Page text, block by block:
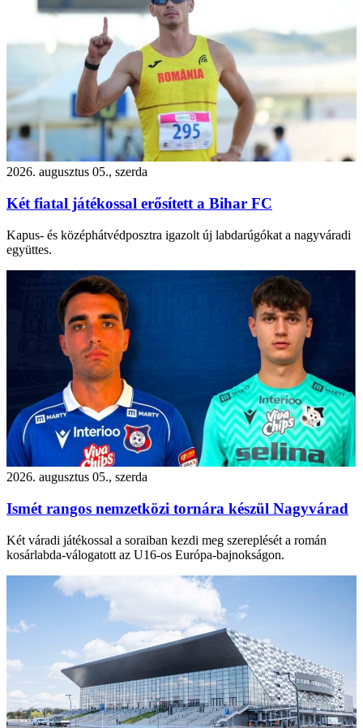
2026. augusztus 05., szerda
Két fiatal játékossal erősített a Bihar FC
Kapus- és középhátvédposztra igazolt új labdarúgókat a nagyváradi
együttes.
2026. augusztus 05., szerda
Ismét rangos nemzetközi tornára készül Nagyvárad
Két váradi játékossal a soraiban kezdi meg szereplését a román
kosárlabda-válogatott az U16-os Európa-bajnokságon.